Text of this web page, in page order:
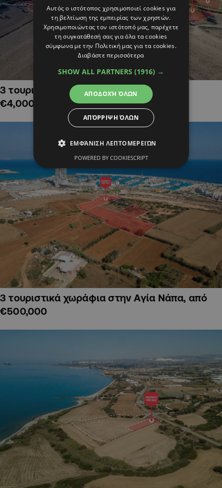
3 τουριστικά χωράφια στην Αλαμινό,
€4,000,000
3 τουριστικά χωράφια στην Αγία Νάπα, από
€500,000
Αυτός ο ιστότοπος χρησιμοποιεί cookies για
τη βελτίωση της εμπειρίας των χρηστών.
Χρησιμοποιώντας τον ιστότοπό μας, παρέχετε
τη συγκατάθεσή σας για όλα τα cookies
σύμφωνα με την Πολιτική μας για τα cookies.
Διαβάστε περισσότερα
SHOW ALL PARTNERS (1916) →
ΑΠΟΔΟΧΉ ΌΛΩΝ
ΑΠΌΡΡΙΨΗ ΌΛΩΝ
ΕΜΦΆΝΙΣΗ ΛΕΠΤΟΜΕΡΕΙΏΝ
POWERED BY COOKIESCRIPT